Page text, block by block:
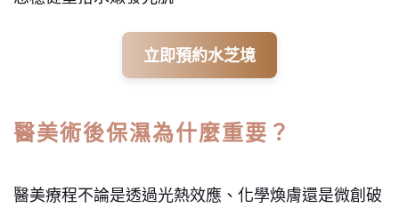
立即預約水芝境
醫美術後保濕為什麼重要？
醫美療程不論是透過光熱效應、化學煥膚還是微創破